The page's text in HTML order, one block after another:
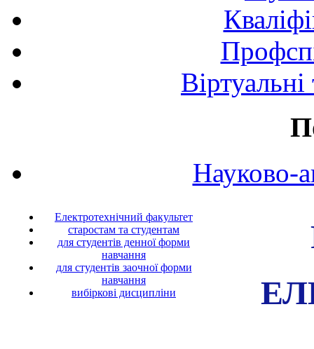
Науково-
Електротехнічний факультет
старостам та студентам
для студентів денної форми
навчання
для студентів заочної форми
навчання
вибіркові дисципліни